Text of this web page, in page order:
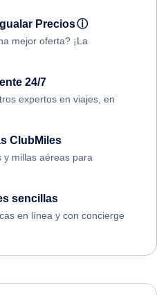
Preciosⓘ
mejor oferta? ¡La
24/7
expertos en viajes, en
ClubMiles
y millas aéreas para
sencillas
en línea y con concierge